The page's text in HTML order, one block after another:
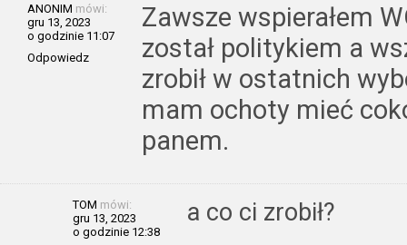
ANONIM mówi:
gru 13, 2023
o godzinie 11:07
Odpowiedz
Zawsze wspierałem
został politykiem a
zrobił w ostatnich
mam ochoty mieć
panem.
TOM mówi:
gru 13, 2023
o godzinie 12:38
a co ci zrobił?